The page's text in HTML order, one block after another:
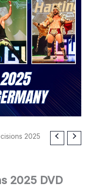
2025
2025 DVD